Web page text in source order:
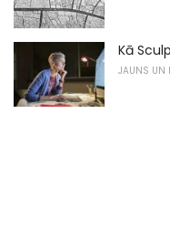
Kā
JAUNS UN